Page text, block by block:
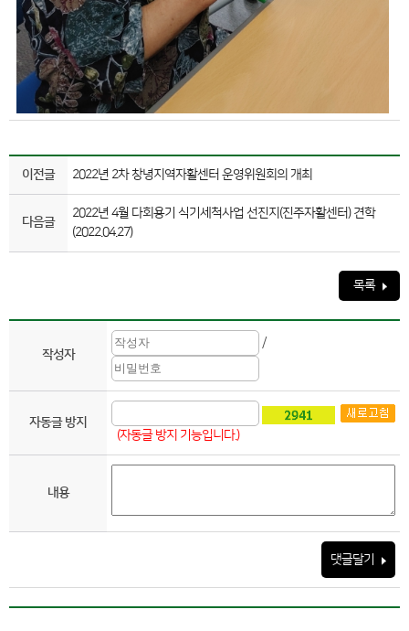
이전글 2022년 2차 창녕지역자활센터 운영위원회의 개최
다음글
2022년 4월 다회용기 식기세척사업 선진지(진주자활센터) 견학
(2022.04.27)
목록
작성자
/
자동글 방지
(자동글 방지 기능입니다.)
내용
댓글달기